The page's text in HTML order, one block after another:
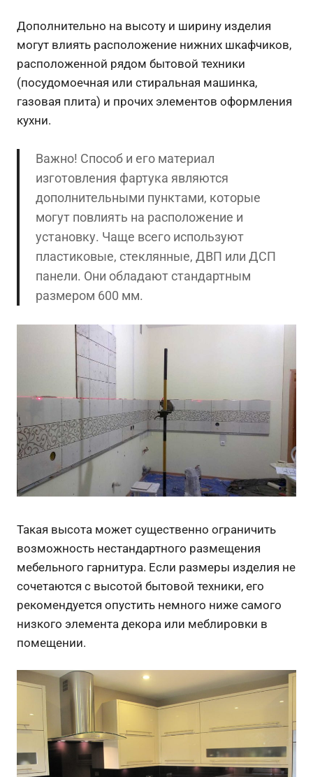
Дополнительно на высоту и ширину изделия
могут влиять расположение нижних шкафчиков,
расположенной рядом бытовой техники
(посудомоечная или стиральная машинка,
газовая плита) и прочих элементов оформления
кухни.
Важно! Способ и его материал
изготовления фартука являются
дополнительными пунктами, которые
могут повлиять на расположение и
установку. Чаще всего используют
пластиковые, стеклянные, ДВП или ДСП
панели. Они обладают стандартным
размером 600 мм.
Такая высота может существенно ограничить
возможность нестандартного размещения
мебельного гарнитура. Если размеры изделия не
сочетаются с высотой бытовой техники, его
рекомендуется опустить немного ниже самого
низкого элемента декора или меблировки в
помещении.